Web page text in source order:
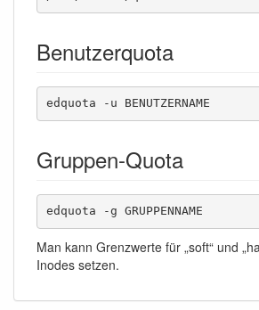
Benutzerquota
edquota -u BENUTZERNAME
Gruppen-Quota
edquota -g GRUPPENNAME
Man kann Grenzwerte für „soft“ und
Inodes setzen.